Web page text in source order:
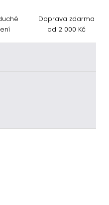
Doprava zdarma
od 2 000 Kč